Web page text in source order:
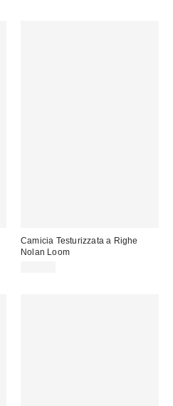
Camicia Testurizzata a Righe
Nolan Loom